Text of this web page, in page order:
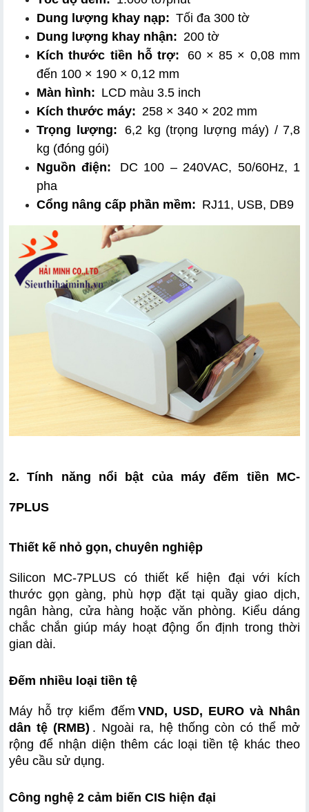
Dung lượng khay nạp: Tối đa 300 tờ
Dung lượng khay nhận: 200 tờ
Kích thước tiền hỗ trợ:
60 × 85 × 0,08 mm
đến 100 × 190 × 0,12 mm
Màn hình: LCD màu 3.5 inch
Kích thước máy: 258 × 340 × 202 mm
Trọng lượng:
6,2 kg (trọng lượng máy) / 7,8
kg (đóng gói)
Nguồn điện:
DC 100 – 240VAC, 50/60Hz, 1
pha
Cổng nâng cấp phần mềm: RJ11, USB, DB9
2. Tính năng nổi bật của máy đếm tiền MC-
7PLUS
Thiết kế nhỏ gọn, chuyên nghiệp
Silicon MC-7PLUS có thiết kế hiện đại với kích
thước gọn gàng, phù hợp đặt tại quầy giao dịch,
ngân hàng, cửa hàng hoặc văn phòng. Kiểu dáng
chắc chắn giúp máy hoạt động ổn định trong thời
gian dài.
Đếm nhiều loại tiền tệ
Máy hỗ trợ kiểm đếm VND, USD, EURO và Nhân
dân tệ (RMB) . Ngoài ra, hệ thống còn có thể mở
rộng để nhận diện thêm các loại tiền tệ khác theo
yêu cầu sử dụng.
Công nghệ 2 cảm biến CIS hiện đại